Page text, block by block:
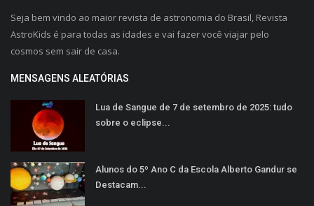
Seja bem vindo ao maior revista de astronomia do Brasil, Revista
AstroKids é para todas as idades e vai fazer você viajar pelo
cosmos sem sair de casa.
MENSAGENS ALEATÓRIAS
Lua de Sangue de 7 de setembro de 2025: tudo
sobre o eclipse...
Alunos do 5º Ano C da Escola Alberto Gandur se
Destacam...